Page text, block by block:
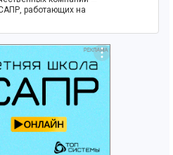
работающих на